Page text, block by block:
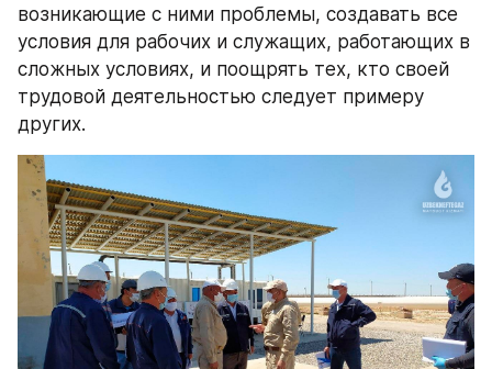
возникающие с ними проблемы, создавать все
условия для рабочих и служащих, работающих в
сложных условиях, и поощрять тех, кто своей
трудовой деятельностью следует примеру
других.